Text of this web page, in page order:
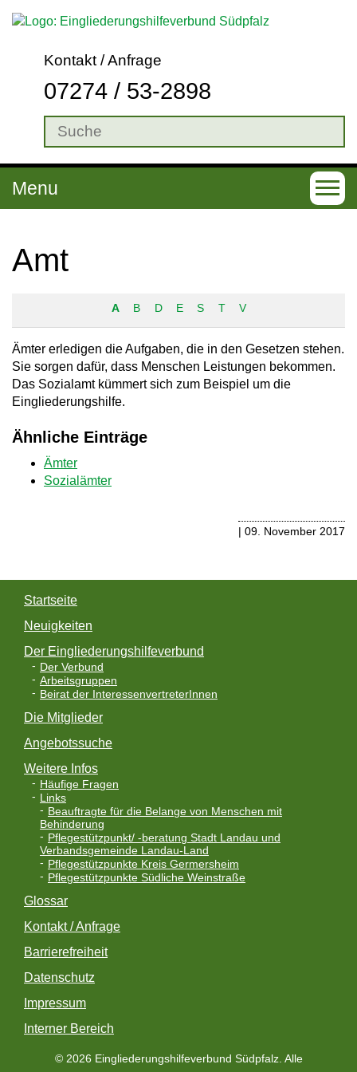
Kontakt / Anfrage
07274 / 53-2898
T
o
e
n
i
Menu
Amt
A B D E S T V
Ämter erledigen die Aufgaben, die in den Gesetzen stehen.
Sie sorgen dafür, dass Menschen Leistungen bekommen.
Das Sozialamt kümmert sich zum Beispiel um die
Eingliederungshilfe.
Ähnliche Einträge
Ämter
Sozialämter
| 09. November 2017
Startseite
Neuigkeiten
Der Eingliederungshilfeverbund
Der Verbund
Arbeitsgruppen
Beirat der InteressenvertreterInnen
Die Mitglieder
Angebotssuche
Weitere Infos
Häufige Fragen
Links
Beauftragte für die Belange von Menschen mit
Behinderung
Pflegestützpunkt/ -beratung Stadt Landau und
Verbandsgemeinde Landau-Land
Pflegestützpunkte Kreis Germersheim
Pflegestützpunkte Südliche Weinstraße
Glossar
Kontakt / Anfrage
Barrierefreiheit
Datenschutz
Impressum
Interner Bereich
© 2026 Eingliederungshilfeverbund Südpfalz. Alle